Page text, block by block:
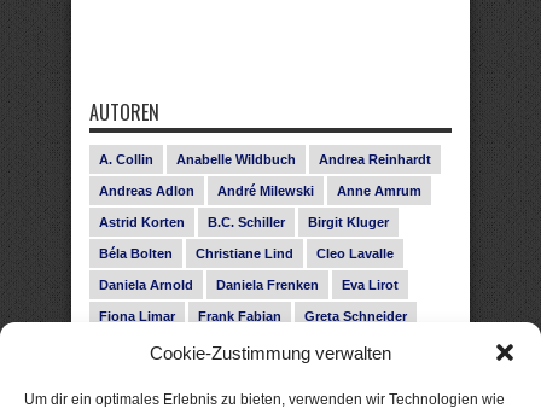
Cookie-Zustimmung verwalten
Um dir ein optimales Erlebnis zu bieten, verwenden wir Technologien wie
AUTOREN
A. Collin Anabelle Wildbuch Andrea Reinhardt
Andreas Adlon André Milewski Anne Amrum
Astrid Korten B.C. Schiller Birgit Kluger
Béla Bolten Christiane Lind Cleo Lavalle
Daniela Arnold Daniela Frenken Eva Lirot
Fiona Limar Frank Fabian Greta Schneider
Gunnar Schwarz Hanna Holmgren
Josefine Weiss Karolyn Ciseau